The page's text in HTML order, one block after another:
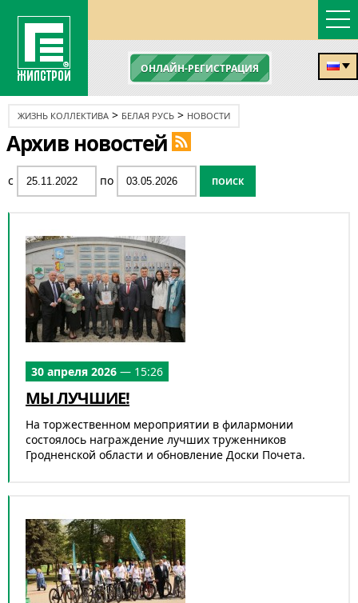
ОНЛАЙН-РЕГИСТРАЦИЯ
ЖИЗНЬ КОЛЛЕКТИВА > БЕЛАЯ РУСЬ > НОВОСТИ
Архив новостей
с по
30 апреля 2026 — 15:26
МЫ ЛУЧШИЕ!
На торжественном мероприятии в филармонии
состоялось награждение лучших труженников
Гродненской области и обновление Доски Почета.